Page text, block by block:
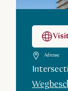
Adresse